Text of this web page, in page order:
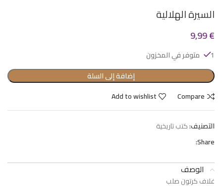
السيرة الهلالية
9,99€
1 متوفر في المخزون
إضافة إلى السلة
Compare
Add to wishlist
التصنيف:كتب تاريخية
Share:
الوصف
غلاف كرتون صلب